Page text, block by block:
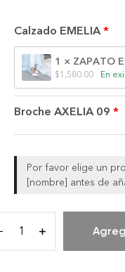
Calzado EMELIA
1 × ZAPATO
$1,580.00 En
Broche AXELIA 09
Por favor elige un
[nombre] antes de